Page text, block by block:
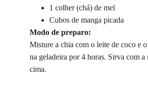
1 colher (chá) de mel
Cubos de manga picada
Modo de preparo:
Misture a chia com o leite de coco e
na geladeira por 4 horas. Sirva com a
cima.